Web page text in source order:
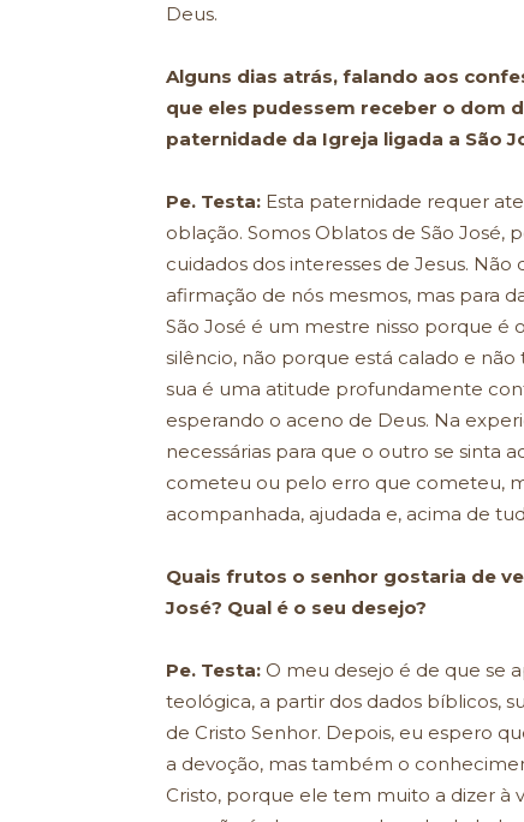
Deus.
Alguns dias atrás, falando aos
que eles pudessem receber o dom
paternidade da Igreja ligada a São
Pe. Testa: Esta paternidade requer
oblação. Somos Oblatos de São José,
cuidados dos interesses de Jesus.
afirmação de nós mesmos, mas para
São José é um mestre nisso porque
silêncio, não porque está calado e
sua é uma atitude profundamente
esperando o aceno de Deus. Na
necessárias para que o outro se sinta
cometeu ou pelo erro que cometeu,
acompanhada, ajudada e, acima de
Quais frutos o senhor gostaria de
José? Qual é o seu desejo?
Pe. Testa: O meu desejo é de que se
teológica, a partir dos dados bíblicos,
de Cristo Senhor. Depois, eu espero
a devoção, mas também o
Cristo, porque ele tem muito a dizer à